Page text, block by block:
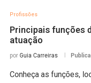
Profissões
Principais funções
atuação
por Guia Carreiras
Conheça as funções,